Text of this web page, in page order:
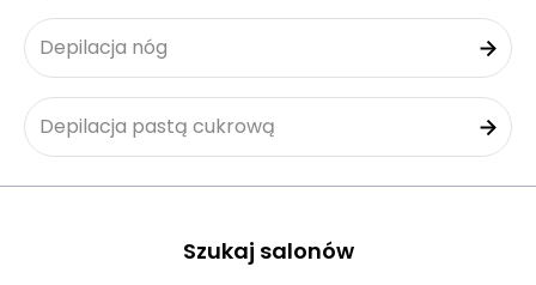
Depilacja nóg
Depilacja pastą cukrową
Szukaj salonów